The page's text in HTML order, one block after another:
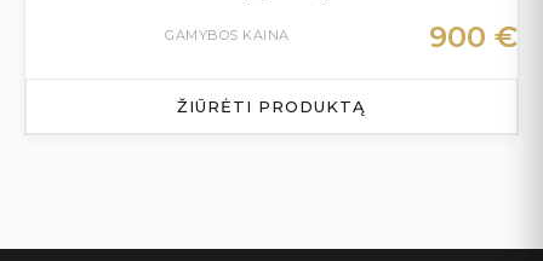
GAMYBOS KAINA 900 €
ŽIŪRĖTI PRODUKTĄ